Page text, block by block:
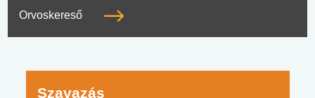
Orvoskereső
Szavazás